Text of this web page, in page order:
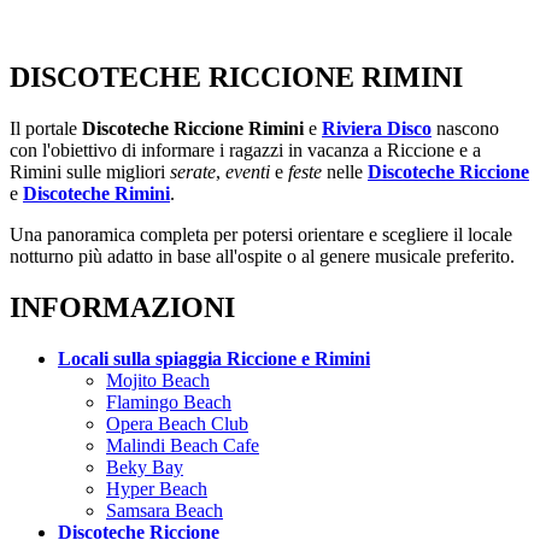
DISCOTECHE RICCIONE RIMINI
Il portale Discoteche Riccione Rimini e Riviera Disco nascono
con l'obiettivo di informare i ragazzi in vacanza a Riccione e a
Rimini sulle migliori serate, eventi e feste nelle Discoteche Riccione
e Discoteche Rimini.
Una panoramica completa per potersi orientare e scegliere il locale
notturno più adatto in base all'ospite o al genere musicale preferito.
INFORMAZIONI
Locali sulla spiaggia Riccione e Rimini
Mojito Beach
Flamingo Beach
Opera Beach Club
Malindi Beach Cafe
Beky Bay
Hyper Beach
Samsara Beach
Discoteche Riccione